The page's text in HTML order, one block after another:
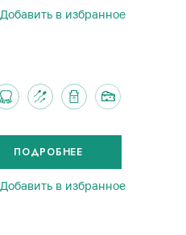
Добавить в избранное
Добавить в избранное